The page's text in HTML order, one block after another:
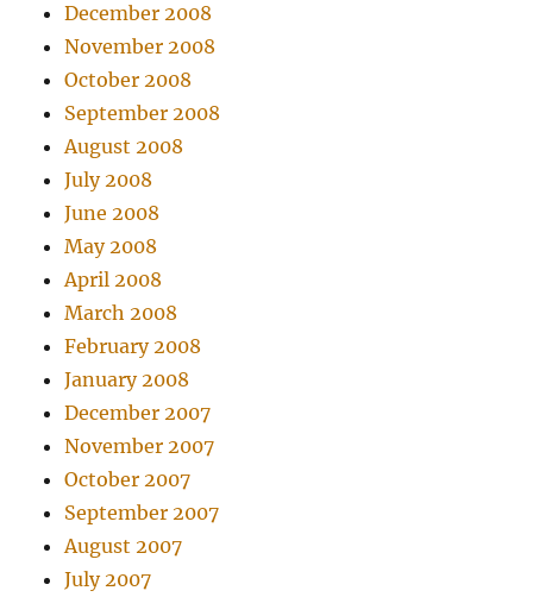
December 2008
November 2008
October 2008
September 2008
August 2008
July 2008
June 2008
May 2008
April 2008
March 2008
February 2008
January 2008
December 2007
November 2007
October 2007
September 2007
August 2007
July 2007